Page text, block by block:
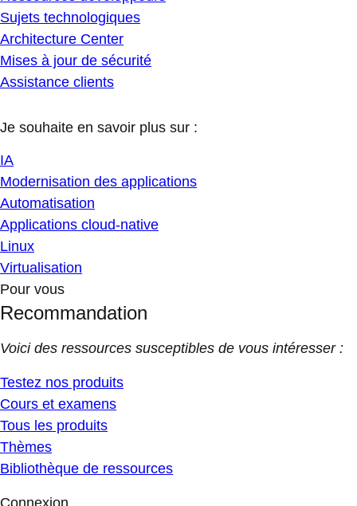
Sujets technologiques
Architecture Center
Mises à jour de sécurité
Assistance clients
Je souhaite en savoir plus sur :
IA
Modernisation des applications
Automatisation
Applications cloud-native
Linux
Virtualisation
Pour vous
Recommandation
Voici des ressources susceptibles de vous intéresser :
Testez nos produits
Cours et examens
Tous les produits
Thèmes
Bibliothèque de ressources
Connexion